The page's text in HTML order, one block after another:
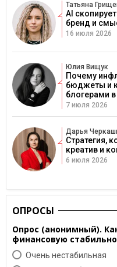
Татьяна
AI
бренд и
16 июля 2026
Юлия Вищук
Почему
бюджеты и
блогерами
7 июля 2026
Дарья
Стратегия,
креатив и
6 июля 2026
ОПРОСЫ
Опрос (анонимный).
финансовую
Очень нестабильная